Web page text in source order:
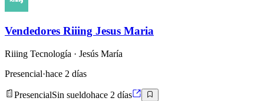
Vendedores Riiing Jesus Maria
Riiing Tecnología · Jesús María
Presencial·hace 2 días
PresencialSin sueldohace 2 días